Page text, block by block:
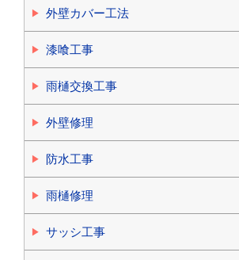
外壁カバー工法
漆喰工事
雨樋交換工事
外壁修理
防水工事
雨樋修理
サッシ工事